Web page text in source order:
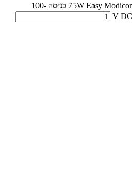
כמות של ספק כוח 75W Easy Modicon ABL2 כניסה 100-